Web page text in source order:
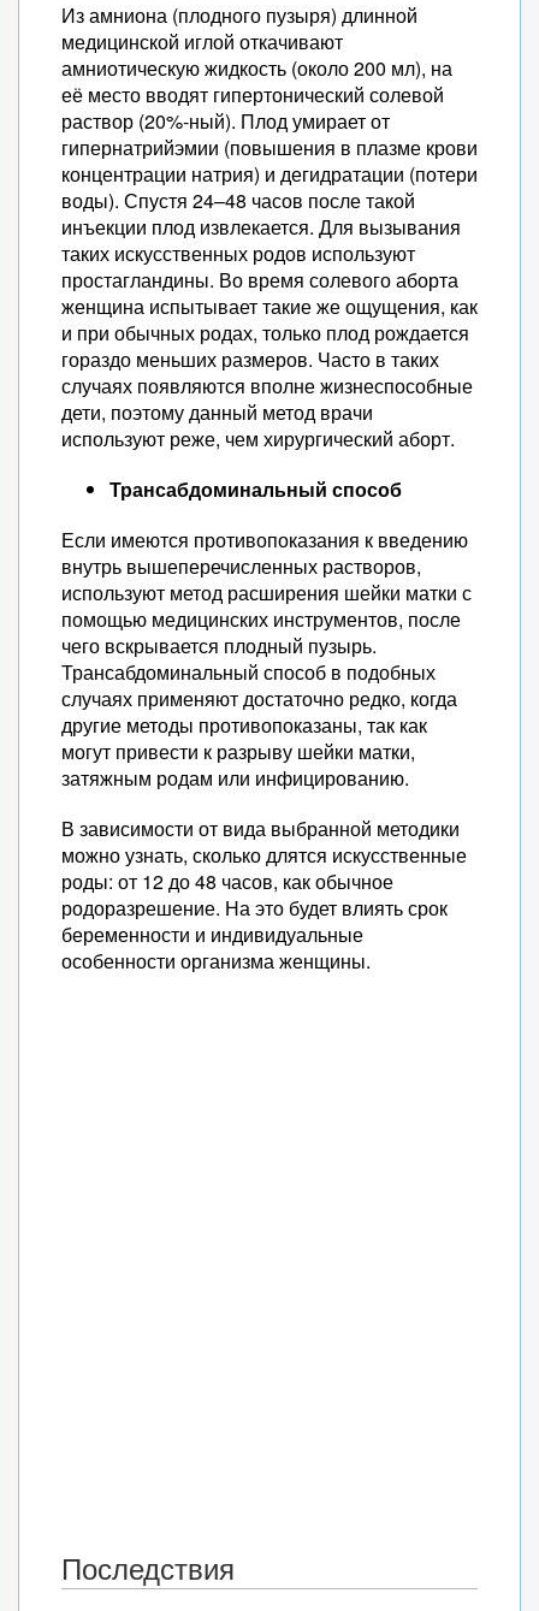
Из амниона (плодного пузыря) длинной
медицинской иглой откачивают
амниотическую жидкость (около 200 мл), на
её место вводят гипертонический солевой
раствор (20%-ный). Плод умирает от
гипернатрийэмии (повышения в плазме крови
концентрации натрия) и дегидратации (потери
воды). Спустя 24–48 часов после такой
инъекции плод извлекается. Для вызывания
таких искусственных родов используют
простагландины. Во время солевого аборта
женщина испытывает такие же ощущения, как
и при обычных родах, только плод рождается
гораздо меньших размеров. Часто в таких
случаях появляются вполне жизнеспособные
дети, поэтому данный метод врачи
используют реже, чем хирургический аборт.
Трансабдоминальный способ
Если имеются противопоказания к введению
внутрь вышеперечисленных растворов,
используют метод расширения шейки матки с
помощью медицинских инструментов, после
чего вскрывается плодный пузырь.
Трансабдоминальный способ в подобных
случаях применяют достаточно редко, когда
другие методы противопоказаны, так как
могут привести к разрыву шейки матки,
затяжным родам или инфицированию.
В зависимости от вида выбранной методики
можно узнать, сколько длятся искусственные
роды: от 12 до 48 часов, как обычное
родоразрешение. На это будет влиять срок
беременности и индивидуальные
особенности организма женщины.
Последствия